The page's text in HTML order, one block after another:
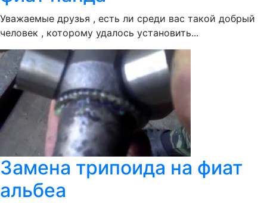
Уважаемые друзья , есть ли среди вас такой добрый
человек , которому удалось установить...
Замена трипоида на фиат
альбеа